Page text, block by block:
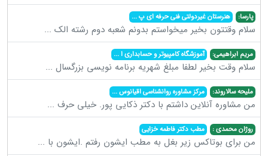
پارسا: هنرستان غیردولتی فنی حرفه ای پ...
سلام وقتتون بخیر میخواستم بدونم شعبه دوم رشته الک ...
مریم ابراهیمی: آموزشگاه کامپیوتر و حسابداری ا...
سلام وقت بخیر لطفا مبلغ شهریه برنامه نویسی بزرگسال ...
ملیحه سالاروند: مرکز مشاوره روانشناسی اقیانوس...
من مشاوره آنلاین داشتم با دکتر ذکایی پور. خیلی حرف ...
روژان محمدی : مطب دکتر فاطمه خزایی
من برای بوتاکس زیر بغل به مطب ایشون رفتم .ایشون با ...